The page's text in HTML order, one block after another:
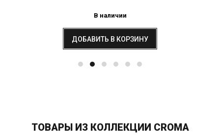
В наличии
ДОБАВИТЬ В КОРЗИНУ
ТОВАРЫ ИЗ КОЛЛЕКЦИИ CROMA